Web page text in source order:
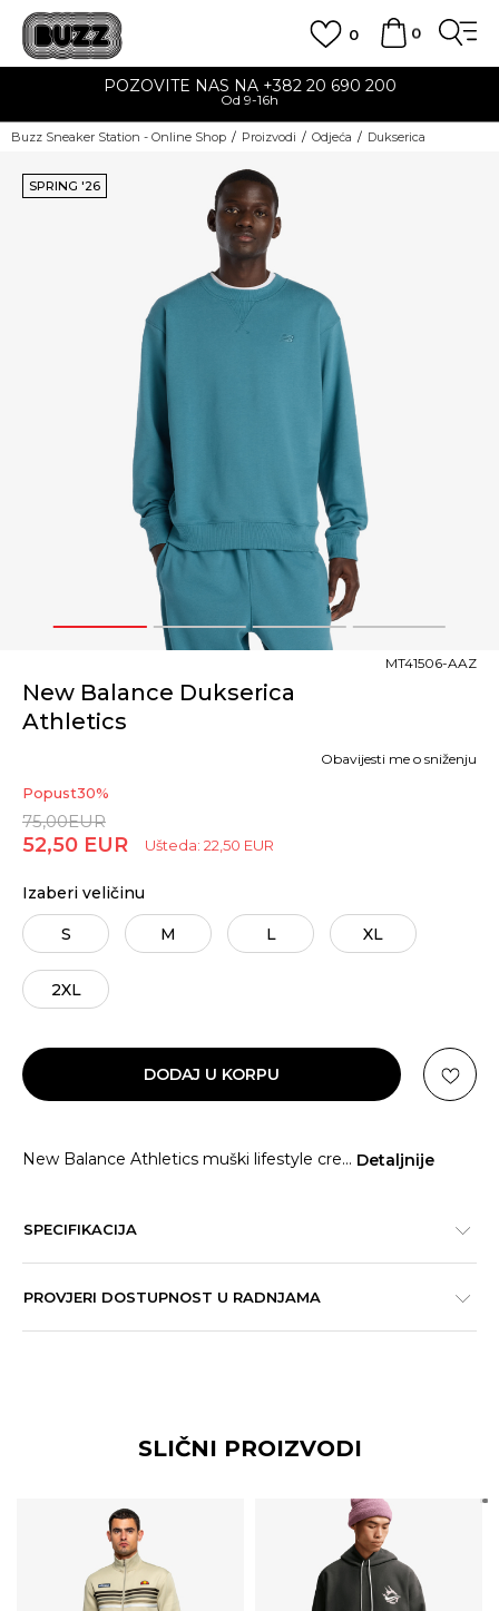
0
0
POZOVITE NAS NA +382 20 690 200
Od 9-16h
Buzz Sneaker Station - Online Shop Proizvodi Odjeća Dukserica
1 2 3 4
SPRING '26
New Balance Dukserica
Athletics
MT41506-AAZ
Popust30%
75,00EUR
52,50 EUR Ušteda: 22,50 EUR
Obavijesti me o sniženju
Izaberi veličinu
S M L XL
2XL
DODAJ U KORPU
New Balance Athletics muški lifestyle cre... Detaljnije
SPECIFIKACIJA
PROVJERI DOSTUPNOST U RADNJAMA
SLIČNI PROIZVODI